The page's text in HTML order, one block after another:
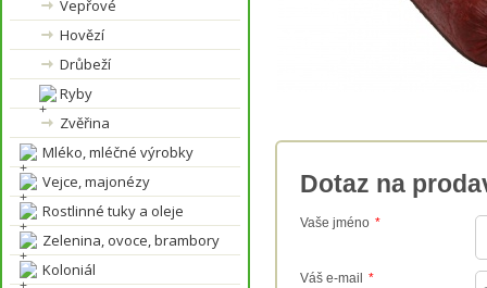
Dotaz na
Vaše jméno *
Váš e-mail *
Vepřové
Hovězí
Drůbeží
Ryby
Zvěřina
Mléko, mléčné výrobky
Vejce, majonézy
Rostlinné tuky a oleje
Zelenina, ovoce, brambory
Koloniál